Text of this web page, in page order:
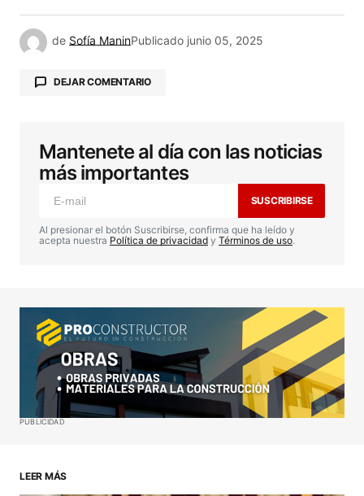
de Sofía ManinPublicado junio 05, 2025
DEJAR COMENTARIO
Tu dirección de correo electrónico no será
publicada. Los campos obligatorios están
marcados con *
Comentario*
Your Name*
Your E-mail*
Mantenete al día con las noticias
más importantes
SUSCRIBIRSE
Al presionar el botón Suscribirse, confirma que ha leído y
acepta nuestra Política de privacidad y Términos de uso.
PUBLICIDAD
LEER MÁS